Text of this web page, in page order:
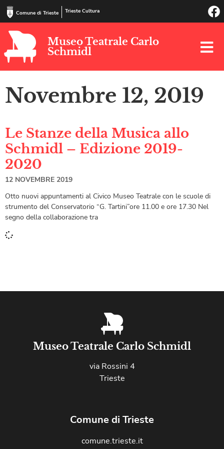
Comune di Trieste Trieste Cultura
Museo Teatrale Carlo
Schmidl
Novembre 12, 2019
Le Stanze della Musica allo
Schmidl – Edizione 2019-
2020
12 NOVEMBRE 2019
Otto nuovi appuntamenti al Civico Museo Teatrale con le scuole di
strumento del Conservatorio “G. Tartini”ore 11.00 e ore 17.30 Nel
segno della collaborazione tra
Museo Teatrale Carlo Schmidl
via Rossini 4
Trieste
Comune di Trieste
comune.trieste.it